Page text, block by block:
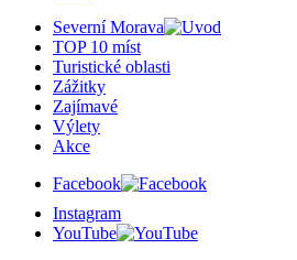
Severní Morava
TOP 10 míst
Turistické oblasti
Zážitky
Zajímavé
Výlety
Akce
Facebook
Instagram
YouTube